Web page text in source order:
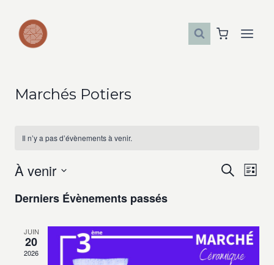
contenu
Marchés Potiers
Il n’y a pas d’évènements à venir.
Recherche
navigation
de
Liste
À venir
une
Derniers Évènements passés
JUIN
20
2026